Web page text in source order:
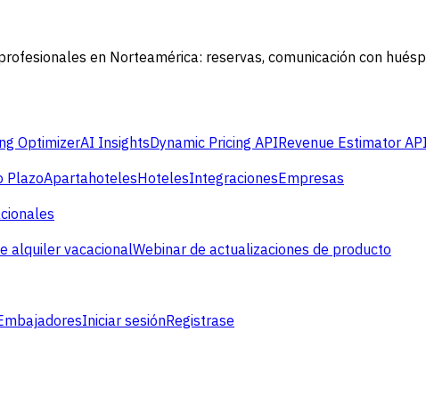
en Norteamérica: reservas, comunicación con
OptimizerAI InsightsDynamic Pricing APIRevenue Estimator
PlazoApartahotelesHotelesIntegracionesEmpresas
alquiler vacacionalWebinar de actualizaciones de producto
Iniciar sesiónRegistrase